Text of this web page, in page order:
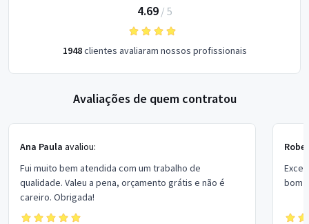
4.69/ 5
1948clientes avaliaram nossos profissionais
Avaliações de quem contratou
Ana Paula avaliou:
Fui muito bem atendida com um trabalho de
qualidade. Valeu a pena, orçamento grátis e não é
careiro. Obrigada!
bom